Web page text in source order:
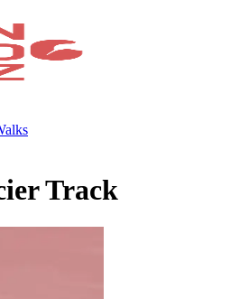
Track